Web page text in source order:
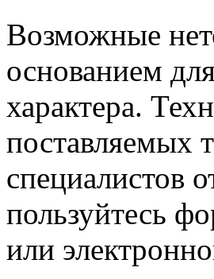
Возможные
основанием
характера.
поставляемых
специалистов
пользуйтесь
или